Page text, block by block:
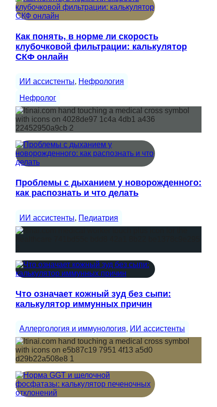
Как понять, в норме ли скорость
клубочковой фильтрации: калькулятор
СКФ онлайн
ИИ ассистенты, Нефрология
Нефролог
Проблемы с дыханием у новорожденного:
как распознать и что делать
ИИ ассистенты, Педиатрия
Что означает кожный зуд без сыпи:
калькулятор иммунных причин
Аллергология и иммунология, ИИ ассистенты